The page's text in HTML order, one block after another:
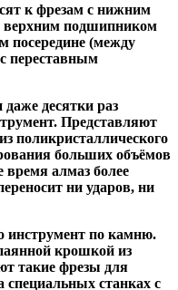
к фрезам с нижним
верхним подшипником
посередине (между
переставным
десятки раз
Представляют
поликристаллического
больших объёмов
алмаз более
ни ударов, ни
инструмент по камню.
крошкой из
такие фрезы для
специальных станках с